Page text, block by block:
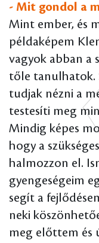
- Mit gondol a
Mint ember, és
példaképem
vagyok abban a
tőle tanulhatok.
tudjak nézni a
testesíti meg
Mindig képes
hogy a
halmozzon el.
gyengeségeim
segít a
neki
meg előttem és